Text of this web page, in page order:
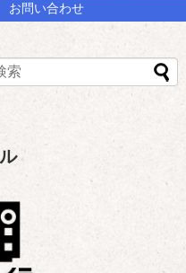
お問い合わせ